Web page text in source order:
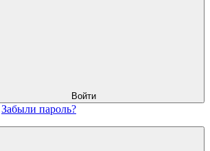
Войти
Забыли пароль?